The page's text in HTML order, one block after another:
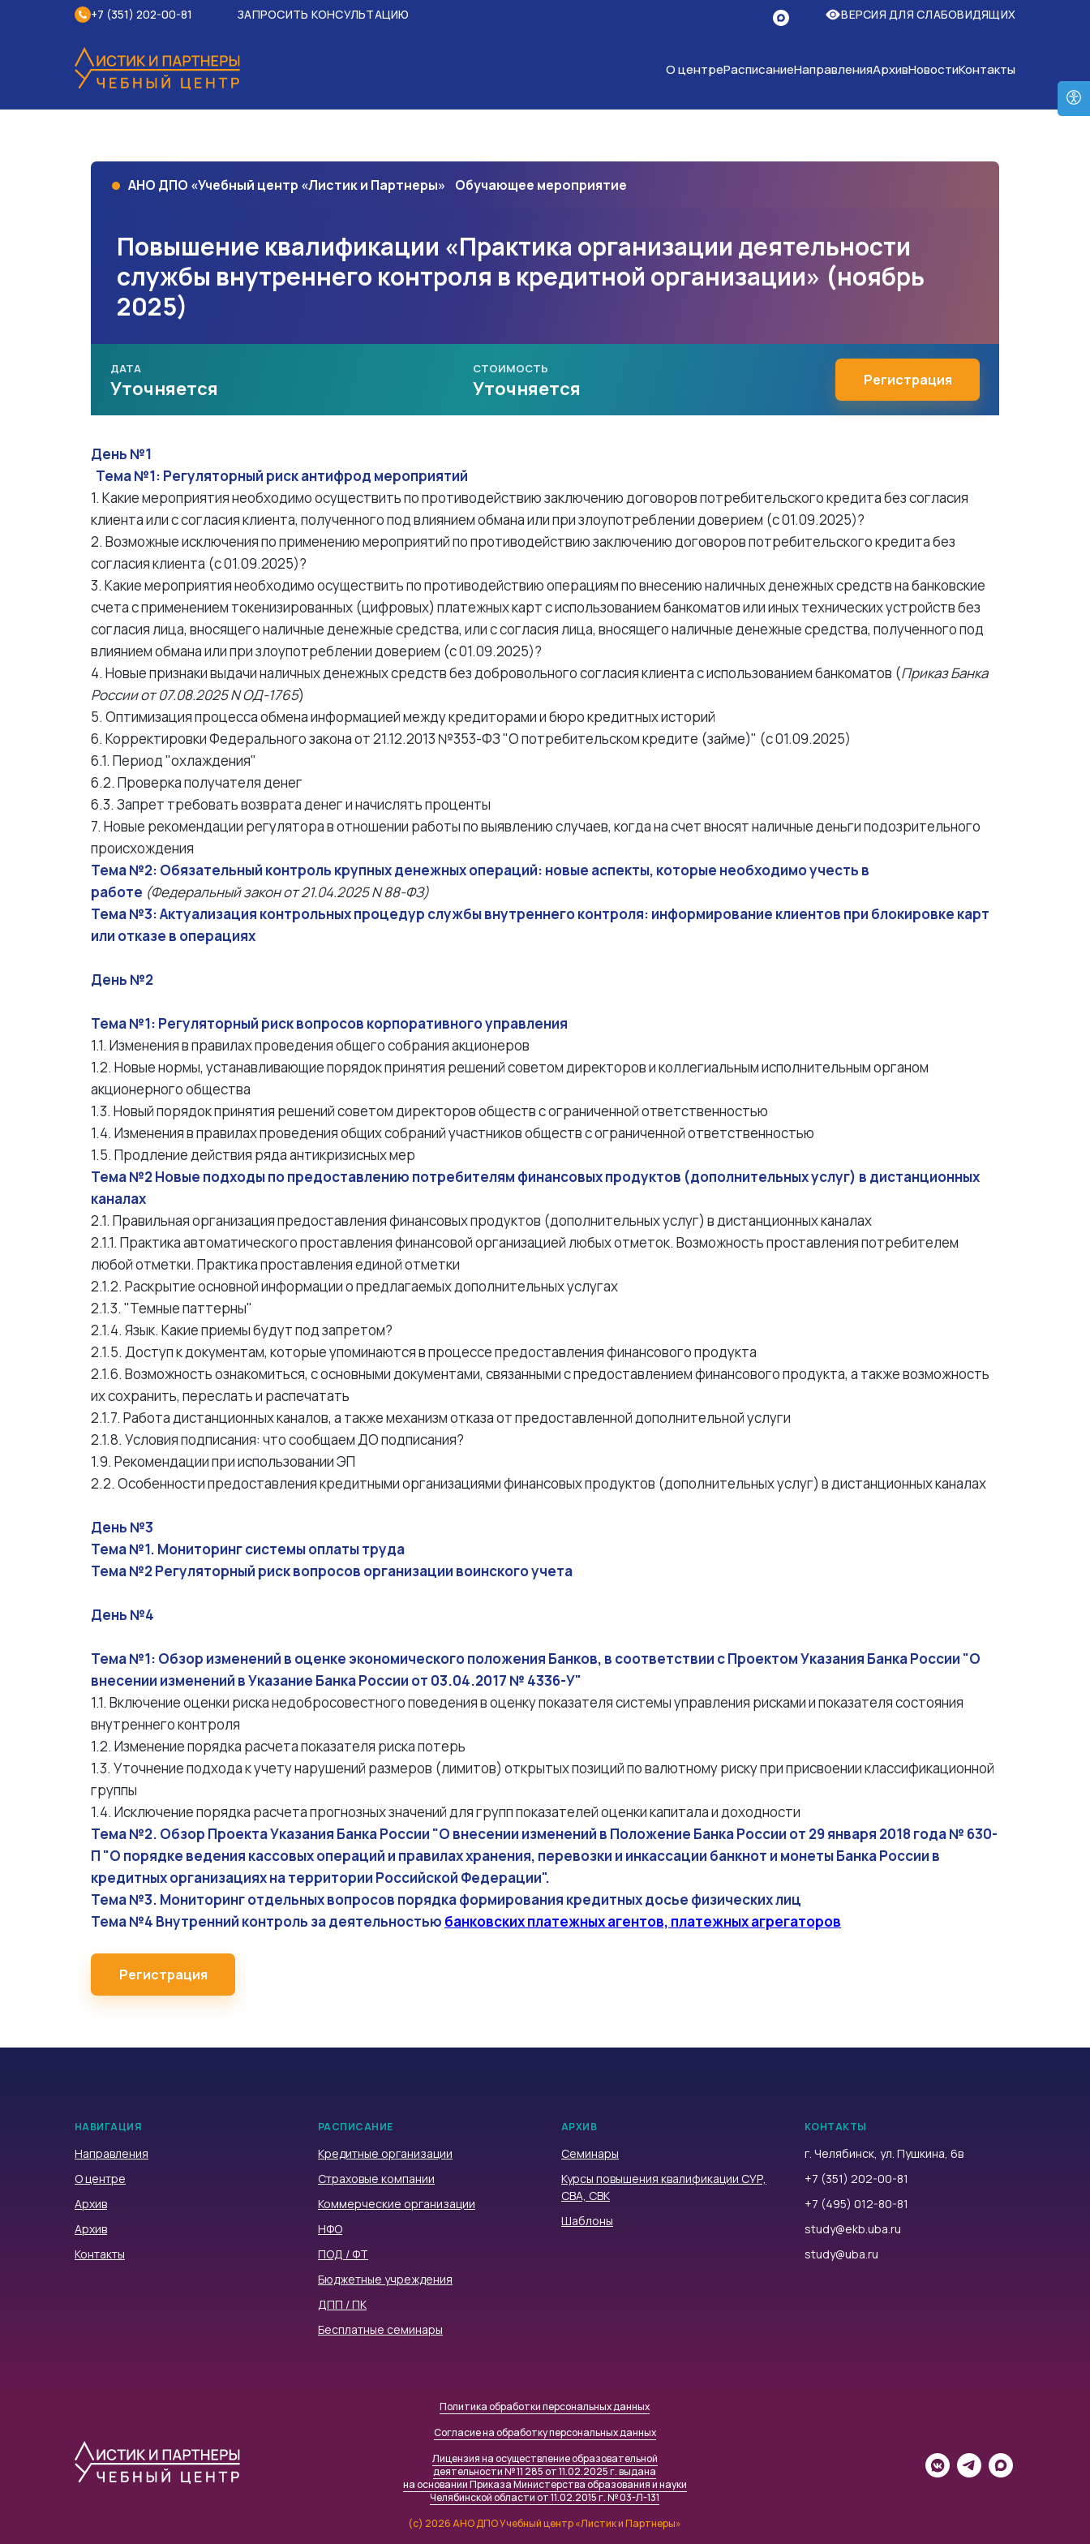
+7 (351) 202-00-81 ЗАПРОСИТЬ КОНСУЛЬТАЦИЮ ВЕРСИЯ ДЛЯ СЛАБОВИДЯЩИХ
О центреРасписаниеНаправленияАрхивНовостиКонтакты
АНО ДПО «Учебный центр «Листик и Партнеры» Обучающее мероприятие
Повышение квалификации «Практика организации деятельности
службы внутреннего контроля в кредитной организации» (ноябрь
2025)
ДАТА
Уточняется
СТОИМОСТЬ
Уточняется Регистрация
День №1
Тема №1: Регуляторный риск антифрод мероприятий
1. Какие мероприятия необходимо осуществить по противодействию заключению договоров потребительского кредита без согласия
клиента или с согласия клиента, полученного под влиянием обмана или при злоупотреблении доверием (с 01.09.2025)?
2. Возможные исключения по применению мероприятий по противодействию заключению договоров потребительского кредита без
согласия клиента (с 01.09.2025)?
3. Какие мероприятия необходимо осуществить по противодействию операциям по внесению наличных денежных средств на банковские
счета с применением токенизированных (цифровых) платежных карт с использованием банкоматов или иных технических устройств без
согласия лица, вносящего наличные денежные средства, или с согласия лица, вносящего наличные денежные средства, полученного под
влиянием обмана или при злоупотреблении доверием (с 01.09.2025)?
4. Новые признаки выдачи наличных денежных средств без добровольного согласия клиента с использованием банкоматов (Приказ Банка
России от 07.08.2025 N ОД-1765)
5. Оптимизация процесса обмена информацией между кредиторами и бюро кредитных историй
6. Корректировки Федерального закона от 21.12.2013 №353-ФЗ "О потребительском кредите (займе)" (с 01.09.2025)
6.1. Период "охлаждения"
6.2. Проверка получателя денег
6.3. Запрет требовать возврата денег и начислять проценты
7. Новые рекомендации регулятора в отношении работы по выявлению случаев, когда на счет вносят наличные деньги подозрительного
происхождения
Тема №2: Обязательный контроль крупных денежных операций: новые аспекты, которые необходимо учесть в
работе (Федеральный закон от 21.04.2025 N 88-ФЗ)
Тема №3: Актуализация контрольных процедур службы внутреннего контроля: информирование клиентов при блокировке карт
или отказе в операциях
День №2
Тема №1: Регуляторный риск вопросов корпоративного управления
1.1. Изменения в правилах проведения общего собрания акционеров
1.2. Новые нормы, устанавливающие порядок принятия решений советом директоров и коллегиальным исполнительным органом
акционерного общества
1.3. Новый порядок принятия решений советом директоров обществ с ограниченной ответственностью
1.4. Изменения в правилах проведения общих собраний участников обществ с ограниченной ответственностью
1.5. Продление действия ряда антикризисных мер
Тема №2 Новые подходы по предоставлению потребителям финансовых продуктов (дополнительных услуг) в дистанционных
каналах
2.1. Правильная организация предоставления финансовых продуктов (дополнительных услуг) в дистанционных каналах
2.1.1. Практика автоматического проставления финансовой организацией любых отметок. Возможность проставления потребителем
любой отметки. Практика проставления единой отметки
2.1.2. Раскрытие основной информации о предлагаемых дополнительных услугах
2.1.3. "Темные паттерны"
2.1.4. Язык. Какие приемы будут под запретом?
2.1.5. Доступ к документам, которые упоминаются в процессе предоставления финансового продукта
2.1.6. Возможность ознакомиться, с основными документами, связанными с предоставлением финансового продукта, а также возможность
их сохранить, переслать и распечатать
2.1.7. Работа дистанционных каналов, а также механизм отказа от предоставленной дополнительной услуги
2.1.8. Условия подписания: что сообщаем ДО подписания?
1.9. Рекомендации при использовании ЭП
2.2. Особенности предоставления кредитными организациями финансовых продуктов (дополнительных услуг) в дистанционных каналах
День №3
Тема №1. Мониторинг системы оплаты труда
Тема №2 Регуляторный риск вопросов организации воинского учета
День №4
Тема №1: Обзор изменений в оценке экономического положения Банков, в соответствии с Проектом Указания Банка России "О
внесении изменений в Указание Банка России от 03.04.2017 № 4336-У"
1.1. Включение оценки риска недобросовестного поведения в оценку показателя системы управления рисками и показателя состояния
внутреннего контроля
1.2. Изменение порядка расчета показателя риска потерь
1.3. Уточнение подхода к учету нарушений размеров (лимитов) открытых позиций по валютному риску при присвоении классификационной
группы
1.4. Исключение порядка расчета прогнозных значений для групп показателей оценки капитала и доходности
Тема №2. Обзор Проекта Указания Банка России "О внесении изменений в Положение Банка России от 29 января 2018 года № 630-
П "О порядке ведения кассовых операций и правилах хранения, перевозки и инкассации банкнот и монеты Банка России в
кредитных организациях на территории Российской Федерации".
Тема №3. Мониторинг отдельных вопросов порядка формирования кредитных досье физических лиц
Тема №4 Внутренний контроль за деятельностью банковских платежных агентов, платежных агрегаторов
Регистрация
НАВИГАЦИЯ
Направления
О центре
Архив
Архив
Контакты
РАСПИСАНИЕ
Кредитные организации
Страховые компании
Коммерческие организации
НФО
ПОД / ФТ
Бюджетные учреждения
ДПП / ПК
Бесплатные семинары
АРХИВ
Семинары
Курсы повышения квалификации СУР,
СВА, СВК
Шаблоны
КОНТАКТЫ
г. Челябинск, ул. Пушкина, 6в
+7 (351) 202-00-81
+7 (495) 012-80-81
study@ekb.uba.ru
study@uba.ru
Политика обработки персональных данных
Согласие на обработку персональных данных
Лицензия на осуществление образовательной
деятельности № 11 285 от 11.02.2025 г. выдана
на основании Приказа Министерства образования и науки
Челябинской области от 11.02.2015 г. № 03-Л-131
(c) 2026 АНО ДПО Учебный центр «Листик и Партнеры»